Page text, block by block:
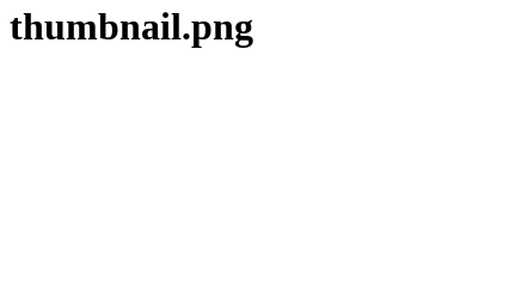
thumbnail.png